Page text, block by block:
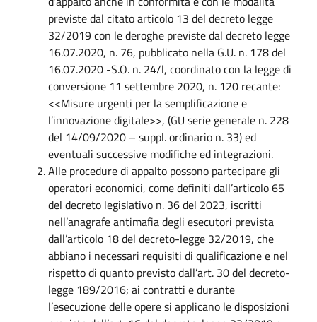
previste dal citato articolo 13 del decreto legge
32/2019 con le deroghe previste dal decreto legge
16.07.2020, n. 76, pubblicato nella G.U. n. 178 del
16.07.2020 -S.O. n. 24/l, coordinato con la legge di
conversione 11 settembre 2020, n. 120 recante:
<<Misure urgenti per la semplificazione e
l’innovazione digitale>>, (GU serie generale n. 228
del 14/09/2020 – suppl. ordinario n. 33) ed
eventuali successive modifiche ed integrazioni.
Alle procedure di appalto possono partecipare gli
operatori economici, come definiti dall’articolo 65
del decreto legislativo n. 36 del 2023, iscritti
nell’anagrafe antimafia degli esecutori prevista
dall’articolo 18 del decreto-legge 32/2019, che
abbiano i necessari requisiti di qualificazione e nel
rispetto di quanto previsto dall’art. 30 del decreto-
legge 189/2016; ai contratti e durante
l’esecuzione delle opere si applicano le disposizioni